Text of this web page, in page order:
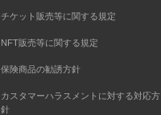
チケット販売等に関する規定
NFT販売等に関する規定
保険商品の勧誘方針
カスタマーハラスメントに対する対応方
針